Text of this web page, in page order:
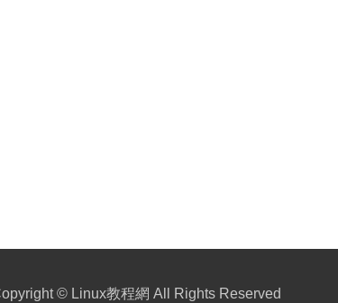
© Linux教程網 All Rights Reserved